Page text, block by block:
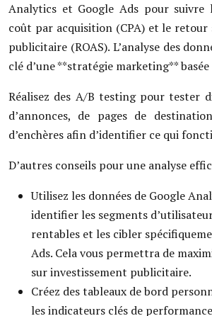
Analytics et Google Ads pour suivre
coût par acquisition (CPA) et le retour
publicitaire (ROAS). L’analyse des
clé d’une **stratégie marketing**
Réalisez des A/B testing pour tester
d’annonces, de pages de
d’enchères afin d’identifier ce qui
D’autres conseils pour une analyse
Utilisez les données de Google
identifier les segments
rentables et les cibler
Ads. Cela vous permettra de
sur investissement publicitaire.
Créez des tableaux de bord
les indicateurs clés de